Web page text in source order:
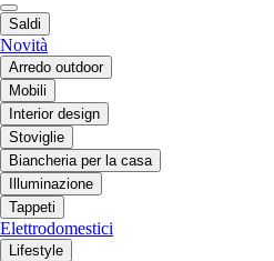
Saldi
Novità
Arredo outdoor
Mobili
Interior design
Stoviglie
Biancheria per la casa
Illuminazione
Tappeti
Elettrodomestici
Lifestyle